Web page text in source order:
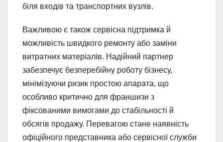
біля входів та транспортних вузлів.
Важливою є також сервісна підтримка й
можливість швидкого ремонту або заміни
витратних матеріалів. Надійний партнер
забезпечує безперебійну роботу бізнесу,
мінімізуючи ризик простою апарата, що
особливо критично для франшизи з
фіксованими вимогами до стабільності й
обсягів продажу. Перевагою стане наявність
офіційного представника або сервісної служби